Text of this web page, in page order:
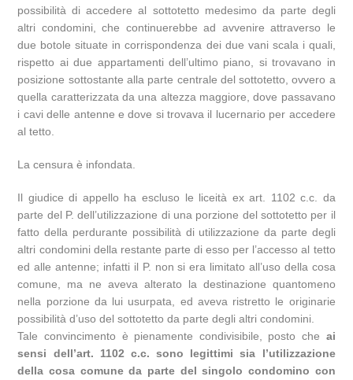
possibilità di accedere al sottotetto medesimo da parte degli
altri condomini, che continuerebbe ad avvenire attraverso le
due botole situate in corrispondenza dei due vani scala i quali,
rispetto ai due appartamenti dell’ultimo piano, si trovavano in
posizione sottostante alla parte centrale del sottotetto, ovvero a
quella caratterizzata da una altezza maggiore, dove passavano
i cavi delle antenne e dove si trovava il lucernario per accedere
al tetto.
La censura è infondata.
Il giudice di appello ha escluso le liceità ex art. 1102 c.c. da
parte del P. dell’utilizzazione di una porzione del sottotetto per il
fatto della perdurante possibilità di utilizzazione da parte degli
altri condomini della restante parte di esso per l’accesso al tetto
ed alle antenne; infatti il P. non si era limitato all’uso della cosa
comune, ma ne aveva alterato la destinazione quantomeno
nella porzione da lui usurpata, ed aveva ristretto le originarie
possibilità d’uso del sottotetto da parte degli altri condomini.
Tale convincimento è pienamente condivisibile, posto che ai
sensi dell’art. 1102 c.c. sono legittimi sia l’utilizzazione
della cosa comune da parte del singolo condomino con